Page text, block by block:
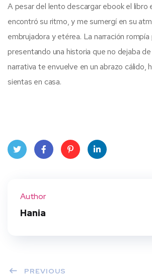
A pesar del lento descargar ebook el libro
encontró su ritmo, y me sumergí en su
embrujadora y etérea. La narración
presentando una historia que no dejaba
narrativa te envuelve en un abrazo cálido,
sientas en casa.
Author
Hania
PREVIOUS